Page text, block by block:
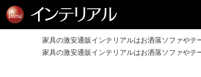
家具の激安通販インテリアルはお洒落ソファやテ
家具の激安通販インテリアルはお洒落ソファやテ